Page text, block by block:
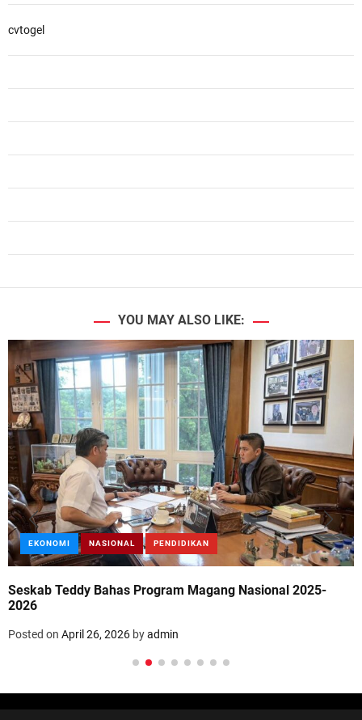
cvtogel
YOU MAY ALSO LIKE:
EKONOMI NASIONAL PENDIDIKAN
Seskab Teddy Bahas Program Magang Nasional 2025-
2026
Posted on April 26, 2026 byadmin